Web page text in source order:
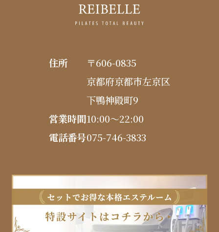
住所
〒606-0835
京都府京都市左京区
下鴨神殿町9
営業時間10:00〜22:00
電話番号075-746-3833